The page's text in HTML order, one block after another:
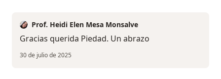
Prof. Heidi Elen Mesa Monsalve
Gracias querida Piedad. Un abrazo
30 de julio de 2025